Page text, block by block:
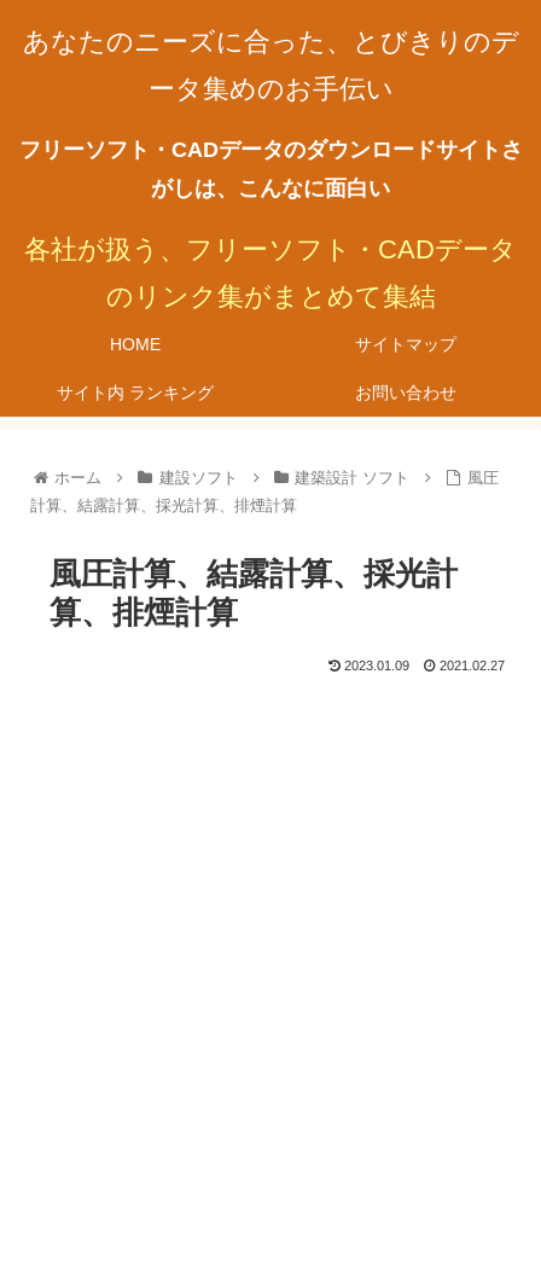
あなたのニーズに合った、とびきりのデ
ータ集めのお手伝い
フリーソフト・CADデータのダウンロードサイトさ
がしは、こんなに面白い
各社が扱う、フリーソフト・CADデータ
のリンク集がまとめて集結
HOME サイトマップ
サイト内 ランキング お問い合わせ
ホーム 建設ソフト 建築設計 ソフト
風圧
計算、結露計算、採光計算、排煙計算
風圧計算、結露計算、採光計
算、排煙計算
2023.01.09 2021.02.27